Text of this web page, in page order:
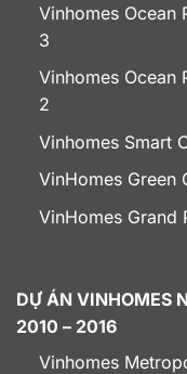
Vinhomes Ocean
3
Vinhomes Ocean
2
Vinhomes Smart
VinHomes Green
VinHomes Grand
DỰ ÁN VINHOMES
2010 – 2016
Vinhomes